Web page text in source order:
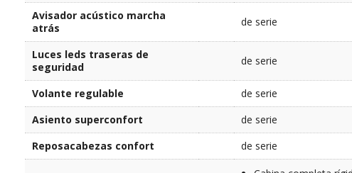
Avisador acústico marcha
atrás
de serie
Luces leds traseras de
seguridad
de serie
Volante regulable
de serie
Asiento superconfort
de serie
Reposacabezas confort
de serie